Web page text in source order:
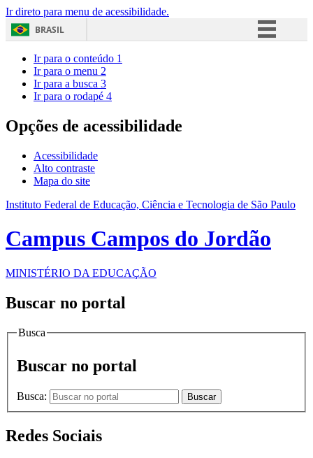
Ir direto para menu de acessibilidade.
BRASIL
Acesso à informação
Ir para o conteúdo 1
Ir para o menu 2
Ir para a busca 3
Ir para o rodapé 4
Opções de acessibilidade
Acessibilidade
Alto contraste
Mapa do site
Instituto Federal de Educação, Ciência e Tecnologia de São Paulo
Campus Campos do Jordão
MINISTÉRIO DA EDUCAÇÃO
Buscar no portal
Busca
Buscar no portal
Busca: Buscar
Redes Sociais